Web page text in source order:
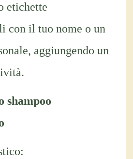
etichette
con il tuo nome o un
aggiungendo un
shampoo